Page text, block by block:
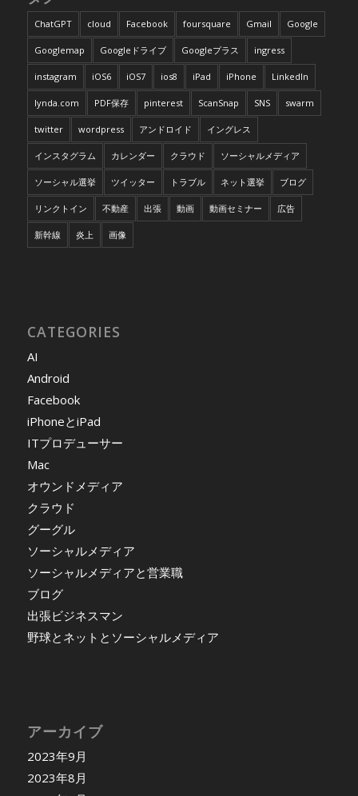
ChatGPT cloud Facebook foursquare Gmail Google
Googlemap Googleドライブ Googleプラス ingress
instagram iOS6 iOS7 ios8 iPad iPhone LinkedIn
lynda.com PDF保存 pinterest ScanSnap SNS swarm
twitter wordpress アンドロイド イングレス
インスタグラム カレンダー クラウド ソーシャルメディア
ソーシャル選挙 ツイッター トラブル ネット選挙 ブログ
リンクトイン 不動産 出張 動画 動画セミナー 広告
新幹線 炎上 画像
CATEGORIES
AI
Android
Facebook
iPhoneとiPad
ITプロデューサー
Mac
オウンドメディア
クラウド
グーグル
ソーシャルメディア
ソーシャルメディアと営業職
ブログ
出張ビジネスマン
野球とネットとソーシャルメディア
アーカイブ
2023年9月
2023年8月